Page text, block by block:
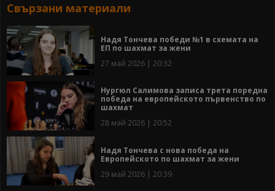
Свързани материали
Надя Тончева победи №1 в схемата на
ЕП по шахмат за жени
27 май 2026 | 20:32
Нургюл Салимова записа трета поредна
победа на европейското първенство по
шахмат
28 май 2026 | 20:52
Надя Тончева с нова победа на
Европейското по шахмат за жени
29 май 2026 | 20:39